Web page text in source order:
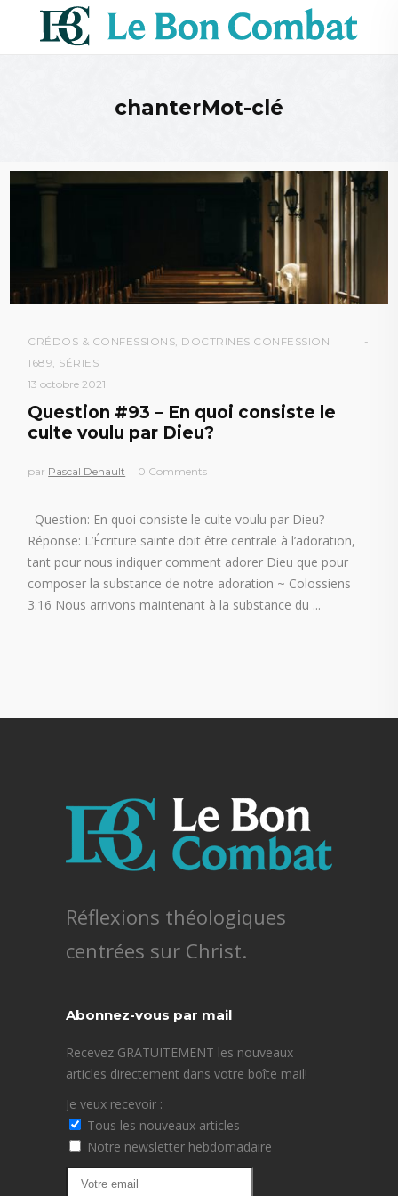
chanterMot-clé
CRÉDOS & CONFESSIONS, DOCTRINES CONFESSION
1689, SÉRIES
13 octobre 2021
Question #93 – En quoi consiste le
culte voulu par Dieu?
par Pascal Denault 0 Comments
Question: En quoi consiste le culte voulu par Dieu?
Réponse: L’Écriture sainte doit être centrale à l’adoration,
tant pour nous indiquer comment adorer Dieu que pour
composer la substance de notre adoration ~ Colossiens
3.16 Nous arrivons maintenant à la substance du
Réflexions théologiques
centrées sur Christ.
Abonnez-vous par mail
Recevez GRATUITEMENT les nouveaux
articles directement dans votre boîte mail!
Je veux recevoir :
Tous les nouveaux articles
Notre newsletter hebdomadaire